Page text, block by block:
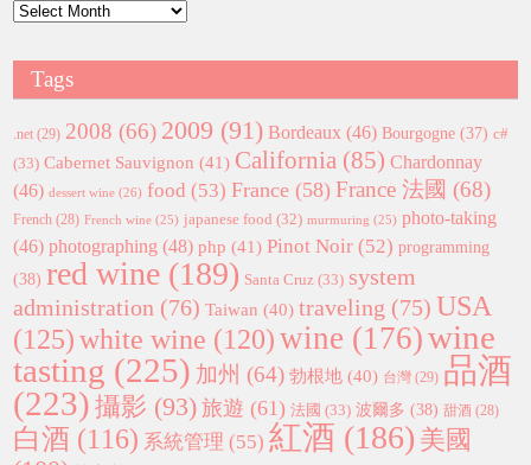
Archives
Tags
.net (29) 2008 (66) 2009 (91) Bordeaux (46) Bourgogne (37) c#
(33) Cabernet Sauvignon (41) California (85) Chardonnay
(46) dessert wine (26) food (53) France (58) France 法國 (68)
French (28) French wine (25) japanese food (32) murmuring (25) photo-taking
(46) photographing (48) php (41) Pinot Noir (52) programming
(38) red wine (189) Santa Cruz (33) system
administration (76) Taiwan (40) traveling (75) USA
(125) white wine (120) wine (176)wine
tasting (225) 加州 (64) 勃根地 (40) 台灣 (29) 品酒
(223) 攝影 (93) 旅遊 (61) 法國 (33) 波爾多 (38) 甜酒 (28)
白酒 (116) 系統管理 (55) 紅酒 (186) 美國